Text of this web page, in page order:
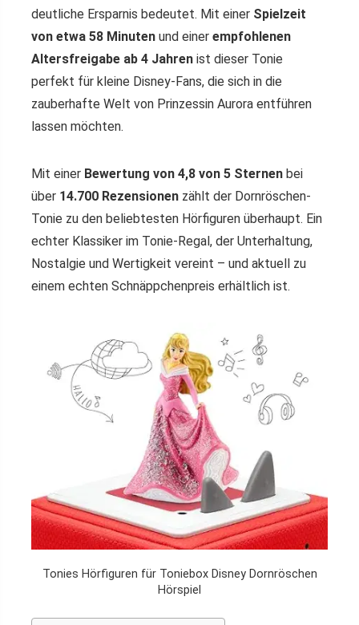
deutliche Ersparnis bedeutet. Mit einer Spielzeit
von etwa 58 Minuten und einer empfohlenen
Altersfreigabe ab 4 Jahren ist dieser Tonie
perfekt für kleine Disney-Fans, die sich in die
zauberhafte Welt von Prinzessin Aurora entführen
lassen möchten.
Mit einer Bewertung von 4,8 von 5 Sternen bei
über 14.700 Rezensionen zählt der Dornröschen-
Tonie zu den beliebtesten Hörfiguren überhaupt. Ein
echter Klassiker im Tonie-Regal, der Unterhaltung,
Nostalgie und Wertigkeit vereint – und aktuell zu
einem echten Schnäppchenpreis erhältlich ist.
Tonies Hörfiguren für Toniebox Disney Dornröschen
Hörspiel